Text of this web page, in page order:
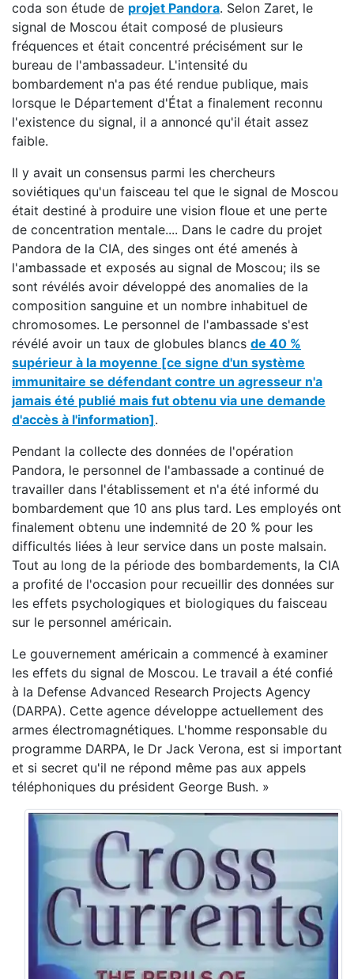
coda son étude de projet Pandora. Selon Zaret, le
signal de Moscou était composé de plusieurs
fréquences et était concentré précisément sur le
bureau de l'ambassadeur. L'intensité du
bombardement n'a pas été rendue publique, mais
lorsque le Département d'État a finalement reconnu
l'existence du signal, il a annoncé qu'il était assez
faible.
Il y avait un consensus parmi les chercheurs
soviétiques qu'un faisceau tel que le signal de Moscou
était destiné à produire une vision floue et une perte
de concentration mentale.... Dans le cadre du projet
Pandora de la CIA, des singes ont été amenés à
l'ambassade et exposés au signal de Moscou; ils se
sont révélés avoir développé des anomalies de la
composition sanguine et un nombre inhabituel de
chromosomes. Le personnel de l'ambassade s'est
révélé avoir un taux de globules blancs de 40 %
supérieur à la moyenne [ce signe d'un système
immunitaire se défendant contre un agresseur n'a
jamais été publié mais fut obtenu via une demande
d'accès à l'information].
Pendant la collecte des données de l'opération
Pandora, le personnel de l'ambassade a continué de
travailler dans l'établissement et n'a été informé du
bombardement que 10 ans plus tard. Les employés ont
finalement obtenu une indemnité de 20 % pour les
difficultés liées à leur service dans un poste malsain.
Tout au long de la période des bombardements, la CIA
a profité de l'occasion pour recueillir des données sur
les effets psychologiques et biologiques du faisceau
sur le personnel américain.
Le gouvernement américain a commencé à examiner
les effets du signal de Moscou. Le travail a été confié
à la Defense Advanced Research Projects Agency
(DARPA). Cette agence développe actuellement des
armes électromagnétiques. L'homme responsable du
programme DARPA, le Dr Jack Verona, est si important
et si secret qu'il ne répond même pas aux appels
téléphoniques du président George Bush. »